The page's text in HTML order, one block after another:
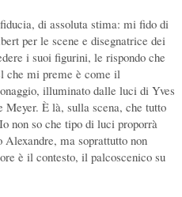
di assoluta stima: mi fido di
per le scene e disegnatrice dei
i suoi figurini, le rispondo che
che mi preme è come il
illuminato dalle luci di Yves
Meyer. È là, sulla scena, che tutto
non so che tipo di luci proporrà
Alexandre, ma soprattutto non
è il contesto, il palcoscenico su